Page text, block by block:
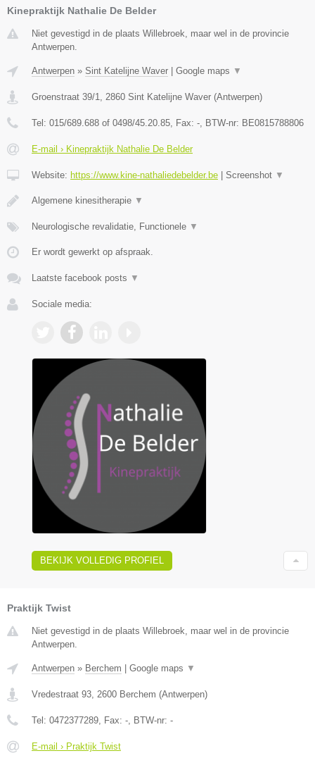
Kinepraktijk Nathalie De Belder
Niet gevestigd in de plaats Willebroek, maar wel in de provincie
Antwerpen.
Antwerpen » Sint Katelijne Waver Google maps ▼
Groenstraat 39/1, 2860 Sint Katelijne Waver (Antwerpen)
Tel: 015/689.688 of 0498/45.20.85, Fax: -, BTW-nr: BE0815788806
E-mail › Kinepraktijk Nathalie De Belder
Website: https://www.kine-nathaliedebelder.be Screenshot ▼
Algemene kinesitherapie ▼
Neurologische revalidatie, Functionele ▼
Er wordt gewerkt op afspraak.
Laatste facebook posts ▼
Sociale media:
BEKIJK VOLLEDIG PROFIEL
Praktijk Twist
Niet gevestigd in de plaats Willebroek, maar wel in de provincie
Antwerpen.
Antwerpen » Berchem Google maps ▼
Vredestraat 93, 2600 Berchem (Antwerpen)
Tel: 0472377289, Fax: -, BTW-nr: -
E-mail › Praktijk Twist